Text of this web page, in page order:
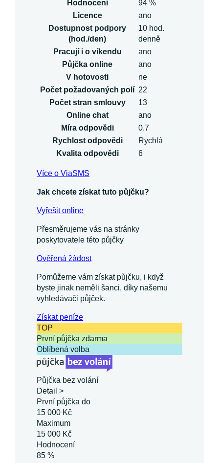
Hodnocení
94 %
Licence
ano
Dostupnost podpory
(hod./den)
10 hod.
denně
Pracují i o víkendu
ano
Půjčka online
ano
V hotovosti
ne
Počet požadovaných polí 22
Počet stran smlouvy
13
Online chat
ano
Míra odpovědi
0.7
Rychlost odpovědi
Rychlá
Kvalita odpovědi
6
Více o ViaSMS
Jak chcete získat tuto půjčku?
Vyřešit online
Přesměrujeme vás na stránky
poskytovatele této půjčky
Ověřená žádost
Pomůžeme vám získat půjčku, i když
byste jinak neměli šanci, díky našemu
vyhledávači půjček.
Získatpeníze
TOP
První půjčka zdarma
Oblíbená volba
Půjčka bez volání
Detail >
První půjčka do
15 000 Kč
Maximum
15 000 Kč
Hodnocení
85 %